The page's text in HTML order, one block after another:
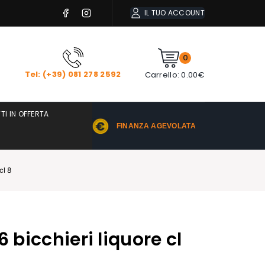
IL TUO ACCOUNT
Tel: (+39) 081 278 2592
0
Carrello: 0.00€
IN OFFERTA
FINANZA AGEVOLATA
8
bicchieri liquore cl